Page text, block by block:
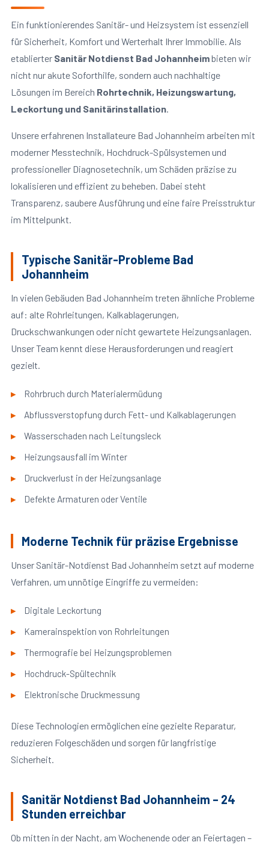
Ein funktionierendes Sanitär- und Heizsystem ist essenziell
für Sicherheit, Komfort und Werterhalt Ihrer Immobilie. Als
etablierter Sanitär Notdienst Bad Johannheimbieten wir
nicht nur akute Soforthilfe, sondern auch nachhaltige
Lösungen im Bereich Rohrtechnik, Heizungswartung,
Leckortung und Sanitärinstallation.
Unsere erfahrenen Installateure Bad Johannheim arbeiten mit
moderner Messtechnik, Hochdruck-Spülsystemen und
professioneller Diagnosetechnik, um Schäden präzise zu
lokalisieren und effizient zu beheben. Dabei steht
Transparenz, saubere Ausführung und eine faire Preisstruktur
im Mittelpunkt.
Typische Sanitär-Probleme Bad
Johannheim
In vielen Gebäuden Bad Johannheim treten ähnliche Probleme
auf: alte Rohrleitungen, Kalkablagerungen,
Druckschwankungen oder nicht gewartete Heizungsanlagen.
Unser Team kennt diese Herausforderungen und reagiert
gezielt.
Rohrbruch durch Materialermüdung
Abflussverstopfung durch Fett- und Kalkablagerungen
Wasserschaden nach Leitungsleck
Heizungsausfall im Winter
Druckverlust in der Heizungsanlage
Defekte Armaturen oder Ventile
Moderne Technik für präzise Ergebnisse
Unser Sanitär-Notdienst Bad Johannheim setzt auf moderne
Verfahren, um unnötige Eingriffe zu vermeiden:
Digitale Leckortung
Kamerainspektion von Rohrleitungen
Thermografie bei Heizungsproblemen
Hochdruck-Spültechnik
Elektronische Druckmessung
Diese Technologien ermöglichen eine gezielte Reparatur,
reduzieren Folgeschäden und sorgen für langfristige
Sicherheit.
Sanitär Notdienst Bad Johannheim – 24
Stunden erreichbar
Ob mitten in der Nacht, am Wochenende oder an Feiertagen –